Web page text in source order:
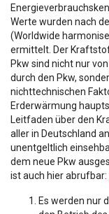
Werte wurden nach
(Worldwide
ermittelt. Der
Pkw sind nicht nur
durch den Pkw,
nichttechnischen
Erderwärmung
Leitfaden über den
aller in Deutschland
unentgeltlich
dem neue Pkw
ist auch hier abrufbar:
Es werden nur